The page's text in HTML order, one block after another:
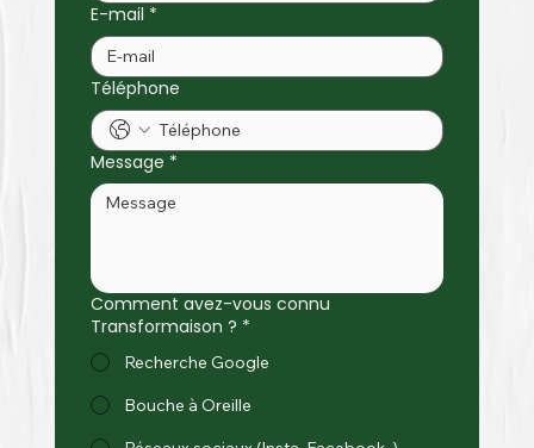
E-mail *
Téléphone
Message *
Comment avez-vous connu
Transformaison ? *
Recherche Google
Bouche à Oreille